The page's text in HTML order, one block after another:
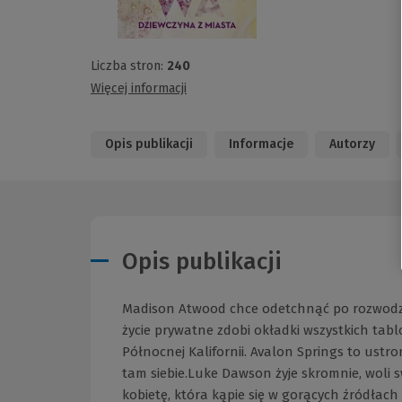
Liczba stron: 240
Więcej informacji
Opis publikacji Informacje Autorzy
Opis publikacji
Madison Atwood chce odetchnąć po
życie prywatne zdobi okładki wszystkich
Północnej Kalifornii. Avalon Springs to
tam siebie.Luke Dawson żyje skromnie,
kobietę, która kąpie się w gorących